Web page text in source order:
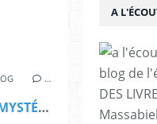
…
Le livre jeunesse du jour : MYSTÉRES À MINUIT La ville la plus hantée du monde
A
blog de
DES